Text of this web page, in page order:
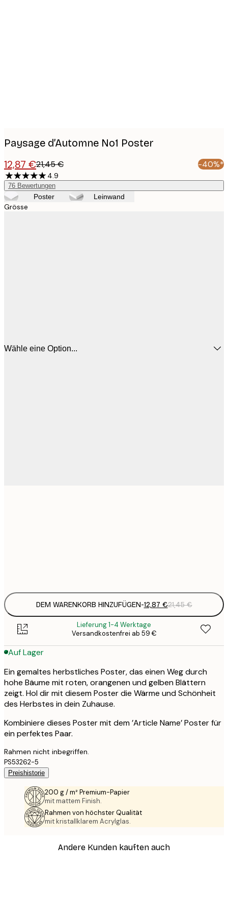
Paysage d’Automne No1 Poster
12,87 €21,45 € -40%*
4.9
76 Bewertungen
Poster Leinwand
Grösse
Wähle eine Option...
DEM WARENKORB HINZUFÜGEN-12,87 €21,45 €
Lieferung 1-4 Werktage
Versandkostenfrei ab 59 €
Auf Lager
Ein gemaltes herbstliches Poster, das einen Weg durch
hohe Bäume mit roten, orangenen und gelben Blättern
zeigt. Hol dir mit diesem Poster die Wärme und Schönheit
des Herbstes in dein Zuhause.
Kombiniere dieses Poster mit dem ’Article Name’ Poster für
ein perfektes Paar.
Rahmen nicht inbegriffen.
PS53262-5
Preishistorie
200 g / m² Premium-Papier
mit mattem Finish.
Rahmen von höchster Qualität
mit kristallklarem Acrylglas.
Andere Kunden kauften auch